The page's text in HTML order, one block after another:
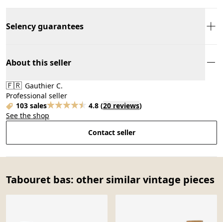
Selency guarantees
About this seller
🇫🇷 Gauthier C.
Professional seller
103 sales
4.8 (20 reviews)
See the shop
Contact seller
Tabouret bas: other similar vintage pieces